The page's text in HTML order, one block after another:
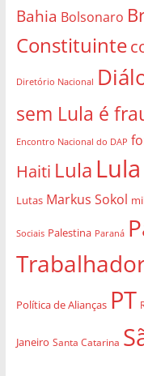
Bahia Bolsonaro
Constituinte
Diretório Nacional
sem Lula é
Encontro Nacional do DAP
Haiti Lula
Lutas Markus Sokol
Sociais Palestina Paraná
Política de Alianças PT
Janeiro Santa Catarina